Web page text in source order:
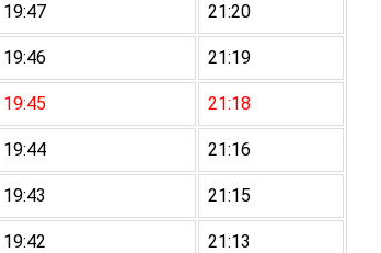
19:47 21:20
19:46 21:19
19:45 21:18
19:44 21:16
19:43 21:15
19:42 21:13